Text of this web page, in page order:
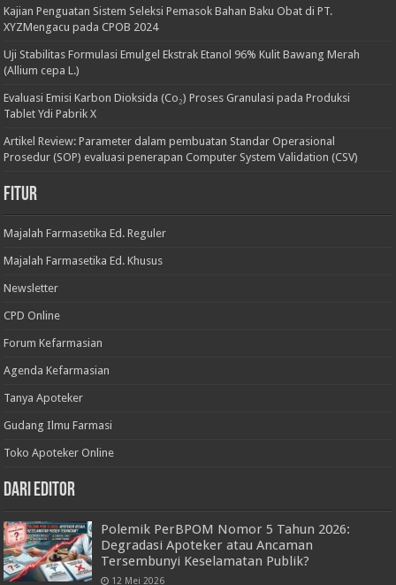
Kajian Penguatan Sistem Seleksi Pemasok Bahan Baku Obat di PT.
XYZMengacu pada CPOB 2024
Uji Stabilitas Formulasi Emulgel Ekstrak Etanol 96% Kulit Bawang Merah
(Allium cepa L.)
Evaluasi Emisi Karbon Dioksida (Co₂) Proses Granulasi pada Produksi
Tablet Ydi Pabrik X
Artikel Review: Parameter dalam pembuatan Standar Operasional
Prosedur (SOP) evaluasi penerapan Computer System Validation (CSV)
Fitur
Majalah Farmasetika Ed. Reguler
Majalah Farmasetika Ed. Khusus
Newsletter
CPD Online
Forum Kefarmasian
Agenda Kefarmasian
Tanya Apoteker
Gudang Ilmu Farmasi
Toko Apoteker Online
Dari Editor
Polemik PerBPOM Nomor 5 Tahun 2026:
Degradasi Apoteker atau Ancaman
Tersembunyi Keselamatan Publik?
12 Mei 2026